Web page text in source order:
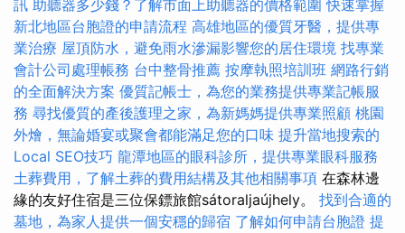
訊 助聽器多少錢？了解市面上助聽器的價格範圍 快速掌握
新北地區台胞證的申請流程 高雄地區的優質牙醫，提供專
業治療 屋頂防水，避免雨水滲漏影響您的居住環境 找專業
會計公司處理帳務 台中整骨推薦 按摩執照培訓班 網路行銷
的全面解決方案 優質記帳士，為您的業務提供專業記帳服
務 尋找優質的產後護理之家，為新媽媽提供專業照顧 桃園
外燴，無論婚宴或聚會都能滿足您的口味 提升當地搜索的
Local SEO技巧 龍潭地區的眼科診所，提供專業眼科服務
土葬費用，了解土葬的費用結構及其他相關事項 在森林邊
緣的友好住宿是三位保鏢旅館sátoraljaújhely。 找到合適的
墓地，為家人提供一個安穩的歸宿 了解如何申請台胞證 提